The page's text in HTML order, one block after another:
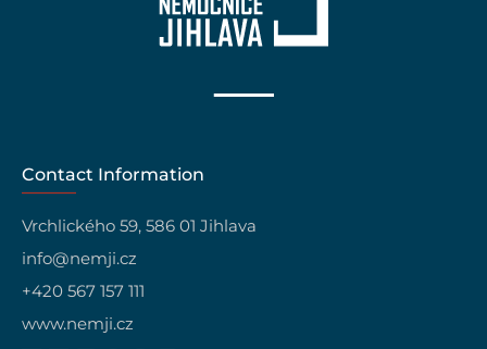
Contact Information
Vrchlického 59, 586 01 Jihlava
info@nemji.cz
+420 567 157 111
www.nemji.cz